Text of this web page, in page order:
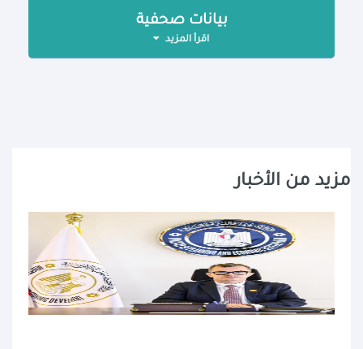
بيانات صحفية
اقرأ المزيد
مزيد من الأخبار